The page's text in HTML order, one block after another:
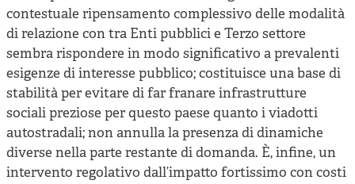
contestuale ripensamento complessivo delle modalità
di relazione con tra Enti pubblici e Terzo settore
sembra rispondere in modo significativo a prevalenti
esigenze di interesse pubblico; costituisce una base di
stabilità per evitare di far franare infrastrutture
sociali preziose per questo paese quanto i viadotti
autostradali; non annulla la presenza di dinamiche
diverse nella parte restante di domanda. È, infine, un
intervento regolativo dall’impatto fortissimo con costi